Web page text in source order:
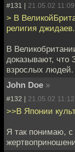
#131 | 21.05.02 11:09
> В
религия джидаев.
В
доказывают, что
взрослых людей.
John Doe »
#132 | 21.05.02 11:12
>>В Японии
Я так понимаю, с